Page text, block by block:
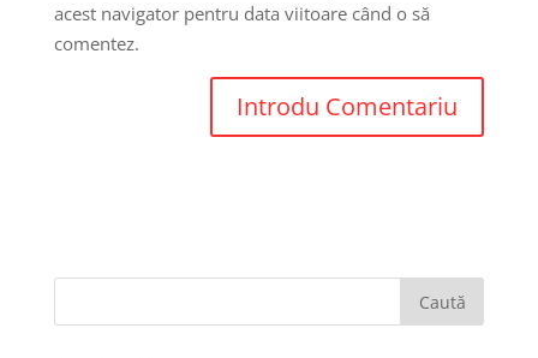
acest navigator pentru data viitoare când o să
comentez.
Caută